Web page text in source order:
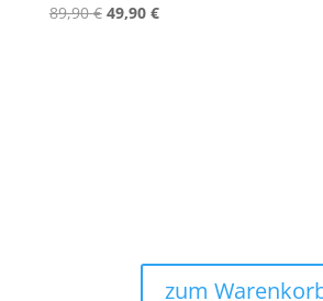
89,90€ Ursprünglicher
49,90 €Aktueller
zum